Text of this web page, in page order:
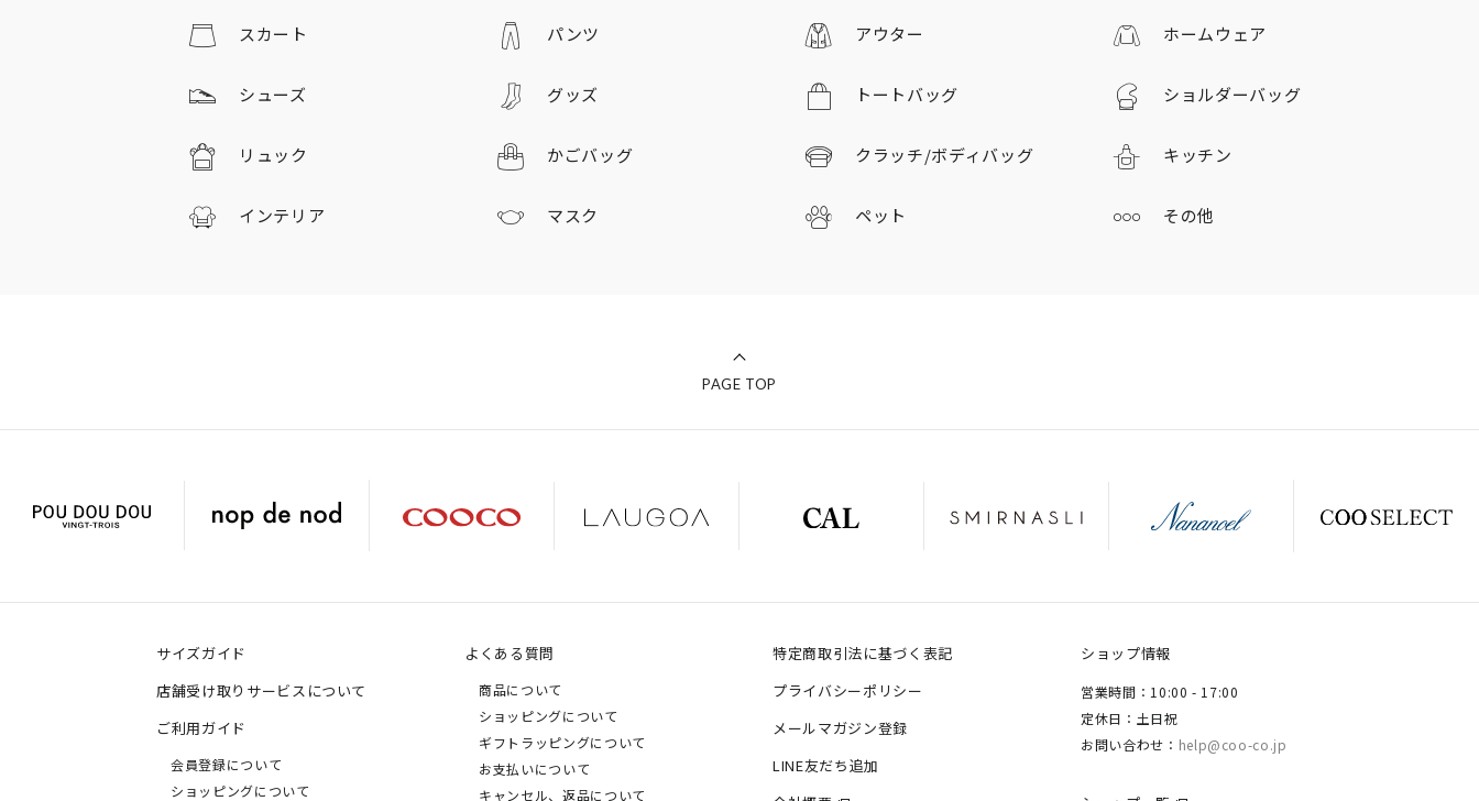
スカート パンツ アウター ホームウェア
シューズ グッズ トートバッグ ショルダーバッグ
リュック かごバッグ クラッチ/ボディバッグ キッチン
インテリア マスク ペット その他
PAGE TOP
サイズガイド
店舗受け取りサービスについて
ご利用ガイド
会員登録について
ショッピングについて
よくある質問
商品について
ショッピングについて
ギフトラッピングについて
お支払いについて
キャンセル、返品について
特定商取引法に基づく表記
プライバシーポリシー
メールマガジン登録
LINE友だち追加
ショップ情報
営業時間：10:00 - 17:00
定休日：土日祝
お問い合わせ： help@coo-co.jp